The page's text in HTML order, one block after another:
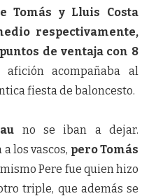
Tomás y Lluis Costa
respectivamente,
de ventaja con 8
afición acompañaba al
fiesta de baloncesto.
no se iban a dejar.
los vascos, pero Tomás
Pere fue quien hizo
triple, que además se